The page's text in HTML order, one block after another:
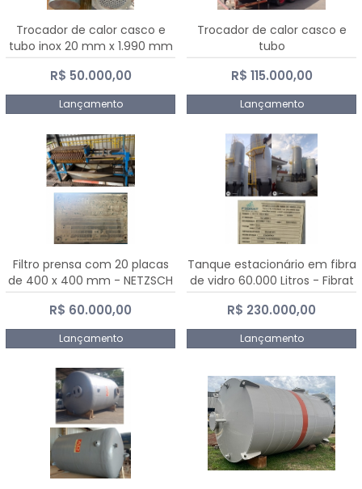
Trocador de calor casco e
tubo inox 20 mm x 1.990 mm
R$ 50.000,00
Lançamento
Trocador de calor casco e
tubo
R$ 115.000,00
Lançamento
Filtro prensa com 20 placas
de 400 x 400 mm - NETZSCH
R$ 60.000,00
Lançamento
Tanque estacionário em fibra
de vidro 60.000 Litros - Fibrat
R$ 230.000,00
Lançamento